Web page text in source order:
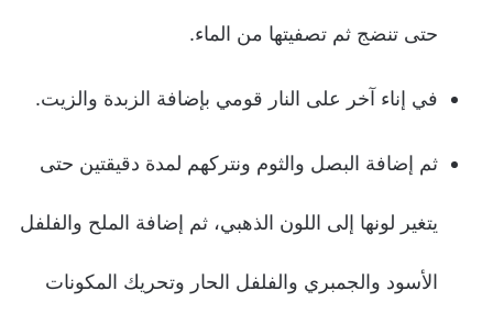
حتى تنضج ثم تصفيتها من الماء.
في إناء آخر على النار قومي بإضافة الزبدة والزيت.
ثم إضافة البصل والثوم ونتركهم لمدة دقيقتين حتى
يتغير لونها إلى اللون الذهبي، ثم إضافة الملح والفلفل
الأسود والجمبري والفلفل الحار وتحريك المكونات